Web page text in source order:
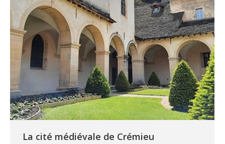
La cité médiévale de Crémieu